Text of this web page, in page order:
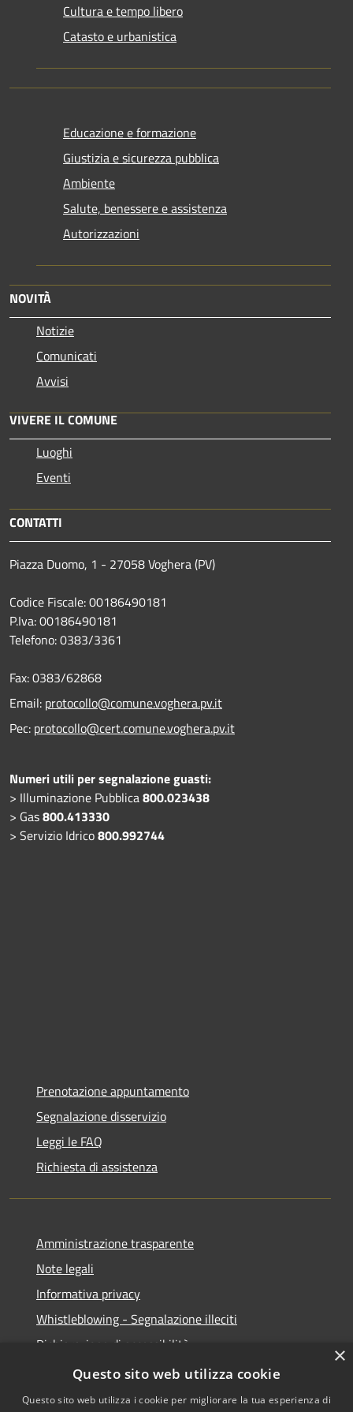
Cultura e tempo libero
Catasto e urbanistica
Educazione e formazione
Giustizia e sicurezza pubblica
Ambiente
Salute, benessere e assistenza
Autorizzazioni
NOVITÀ
Notizie
Comunicati
Avvisi
VIVERE IL COMUNE
Luoghi
Eventi
CONTATTI
Piazza Duomo, 1 - 27058 Voghera (PV)
Codice Fiscale: 00186490181
P.Iva: 00186490181
Telefono:0383/3361
Fax:0383/62868
Email: protocollo@comune.voghera.pv.it
Pec: protocollo@cert.comune.voghera.pv.it
Numeri utili per segnalazione guasti:
> Illuminazione Pubblica800.023438
> Gas800.413330
> Servizio Idrico800.992744
Prenotazione appuntamento
Segnalazione disservizio
Leggi le FAQ
Richiesta di assistenza
Amministrazione trasparente
Note legali
Informativa privacy
Whistleblowing - Segnalazione illeciti
Dichiarazione di accessibilità
Obiettivi di acessibilità
×
Questo sito web utilizza cookie
Questo sito web utilizza i cookie per migliorare la tua esperienza di